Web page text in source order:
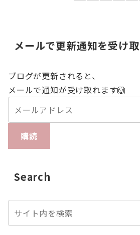
メールで更新通知を受け
ブログが更新されると、
メールで通知が受け取れます🙆
購読
Search